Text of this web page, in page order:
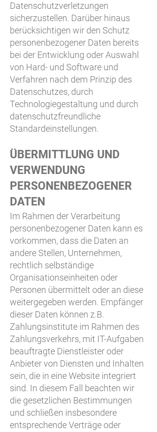
Datenschutzverletzungen
sicherzustellen. Darüber hinaus
berücksichtigen wir den Schutz
personenbezogener Daten bereits
bei der Entwicklung oder Auswahl
von Hard- und Software und
Verfahren nach dem Prinzip des
Datenschutzes, durch
Technologiegestaltung und durch
datenschutzfreundliche
Standardeinstellungen.
ÜBERMITTLUNG UND
VERWENDUNG
PERSONENBEZOGENER
DATEN
Im Rahmen der Verarbeitung
personenbezogener Daten kann es
vorkommen, dass die Daten an
andere Stellen, Unternehmen,
rechtlich selbständige
Organisationseinheiten oder
Personen übermittelt oder an diese
weitergegeben werden. Empfänger
dieser Daten können z.B.
Zahlungsinstitute im Rahmen des
Zahlungsverkehrs, mit IT-Aufgaben
beauftragte Dienstleister oder
Anbieter von Diensten und Inhalten
sein, die in eine Website integriert
sind. In diesem Fall beachten wir
die gesetzlichen Bestimmungen
und schließen insbesondere
entsprechende Verträge oder